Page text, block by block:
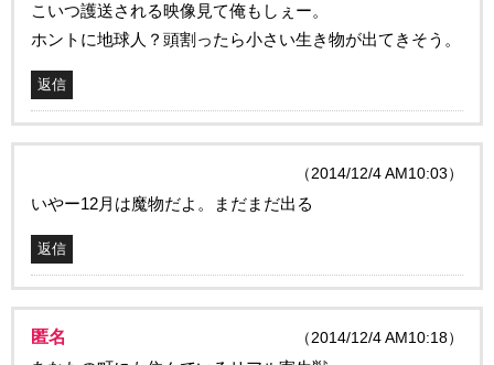
こいつ護送される映像見て俺もしぇー。
ホントに地球人？頭割ったら小さい生き物が出てきそう。
返信
（2014/12/4 AM10:03）
いやー12月は魔物だよ。まだまだ出る
返信
匿名 （2014/12/4 AM10:18）